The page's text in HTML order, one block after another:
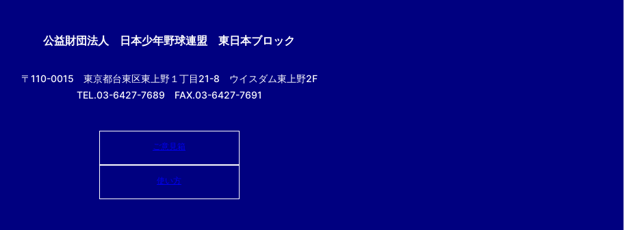
公益財団法人 日本少年野球連盟 東日本ブロック
〒110-0015 東京都台東区東上野１丁目21-8 ウイスダム東上野2F
TEL.03-6427-7689 FAX.03-6427-7691
ご意見箱
使い方